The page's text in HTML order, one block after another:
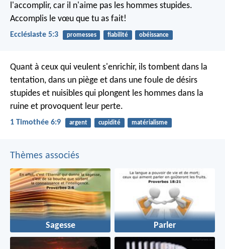
l'accomplir, car il n'aime pas les hommes stupides.
Accomplis le vœu que tu as fait!
Ecclésiaste 5:3 promesses fiabilité obéissance
Quant à ceux qui veulent s'enrichir, ils tombent dans la
tentation, dans un piège et dans une foule de désirs
stupides et nuisibles qui plongent les hommes dans la
ruine et provoquent leur perte.
1 Timothée 6:9 argent cupidité matérialisme
Thèmes associés
Sagesse Parler